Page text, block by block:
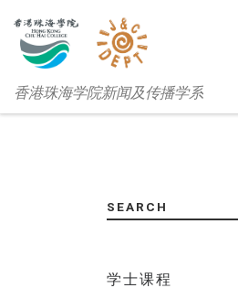
香港珠海学院新闻及传播学系
SEARCH
学士课程